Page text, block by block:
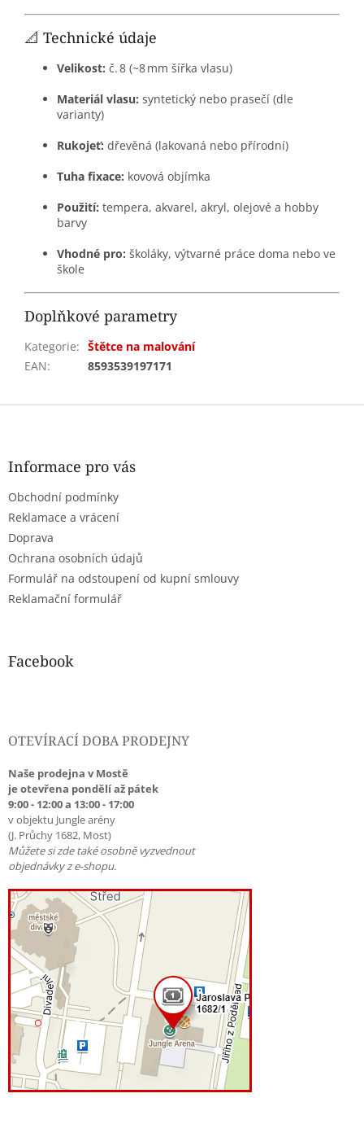
📐 Technické údaje
Velikost: č. 8 (~8 mm šířka vlasu)
Materiál vlasu: syntetický nebo prasečí (dle
varianty)
Rukojeť: dřevěná (lakovaná nebo přírodní)
Tuha fixace: kovová objímka
Použití: tempera, akvarel, akryl, olejové a hobby
barvy
Vhodné pro: školáky, výtvarné práce doma nebo ve
škole
Doplňkové parametry
Kategorie: Štětce na malování
EAN: 8593539197171
Z
Informace pro vás
Obchodní podmínky
Reklamace a vrácení
Doprava
Ochrana osobních údajů
Formulář na odstoupení od kupní smlouvy
Reklamační formulář
Facebook
OTEVÍRACÍ DOBA PRODEJNY
Naše prodejna v Mostě
je otevřena pondělí až pátek
9:00 - 12:00 a 13:00 - 17:00
v objektu Jungle arény
(J. Průchy 1682, Most)
Můžete si zde také osobně vyzvednout
objednávky z e-shopu.